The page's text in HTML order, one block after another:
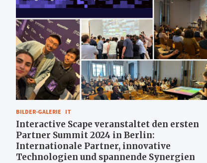
BILDER-GALERIE IT
Interactive Scape veranstaltet den ersten
Partner Summit 2024 in Berlin:
Internationale Partner, innovative
Technologien und spannende Synergien